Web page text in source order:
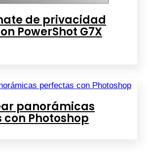
de privacidad
PowerShot G7X
panorámicas
Photoshop